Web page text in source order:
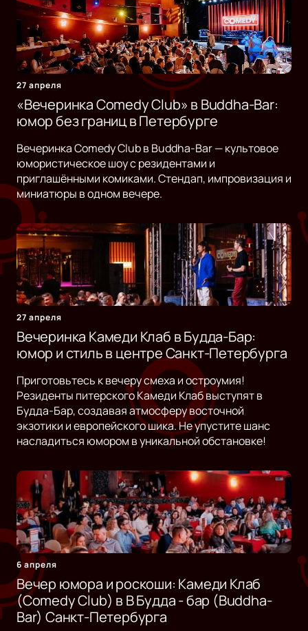
27 апреля
«Вечеринка Comedy Club» в Buddha-Bar:
юмор без границ в Петербурге
Вечеринка Comedy Club в Buddha-Bar — культовое
юмористическое шоу с резидентами и
приглашёнными комиками. Стендап, импровизация и
миниатюры в одном вечере.
27 апреля
Вечеринка Камеди Клаб в Будда-Бар:
юмор и стиль в центре Санкт-Петербурга
Приготовьтесь к вечеру смеха и остроумия!
Резиденты питерского Камеди Клаб выступят в
Будда-Бар, создавая атмосферу восточной
экзотики и европейского шика. Не упустите шанс
насладиться юмором в уникальной обстановке!
6 апреля
Вечер юмора и роскоши: Камеди Клаб
(Comedy Club) в B Будда - бар (Buddha-
Bar) Санкт-Петербурга